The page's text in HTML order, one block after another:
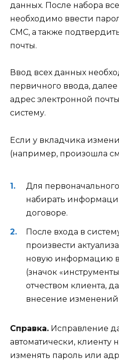
данных. После набора
необходимо ввести
СМС, а также
почты.
Ввод всех данных
первичного ввода, далее
адрес электронной
систему.
Если у вкладчика
(например, произошла
Для
набирать
договоре.
После входа в
произвести
новую информацию
(значок
отчеством клиента,
внесение
Справка. Исправление
автоматически, клиенту
изменять пароль или